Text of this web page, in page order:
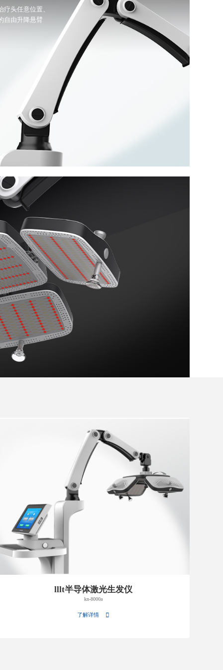
疗头任意位置、
自由升降悬臂
lllt半导体激光生发仪
kn-8000a
了解详情